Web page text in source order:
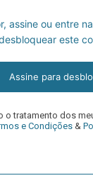
assine ou entre
este
Assine para
o tratamento dos
e Condições &